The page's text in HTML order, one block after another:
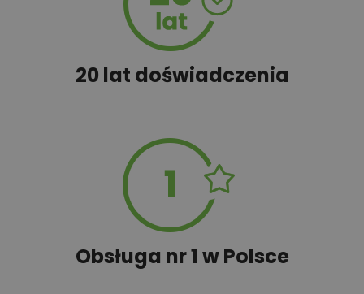
20 lat doświadczenia
Obsługa nr 1 w Polsce